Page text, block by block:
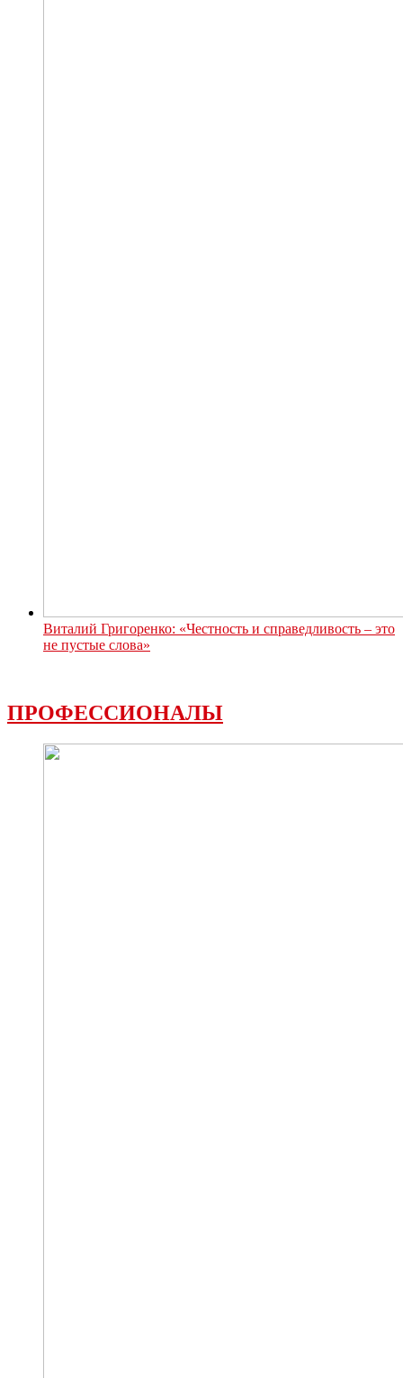
Виталий Григоренко: «Честность и справедливость – это
не пустые слова»
ПРОФЕССИОНАЛЫ